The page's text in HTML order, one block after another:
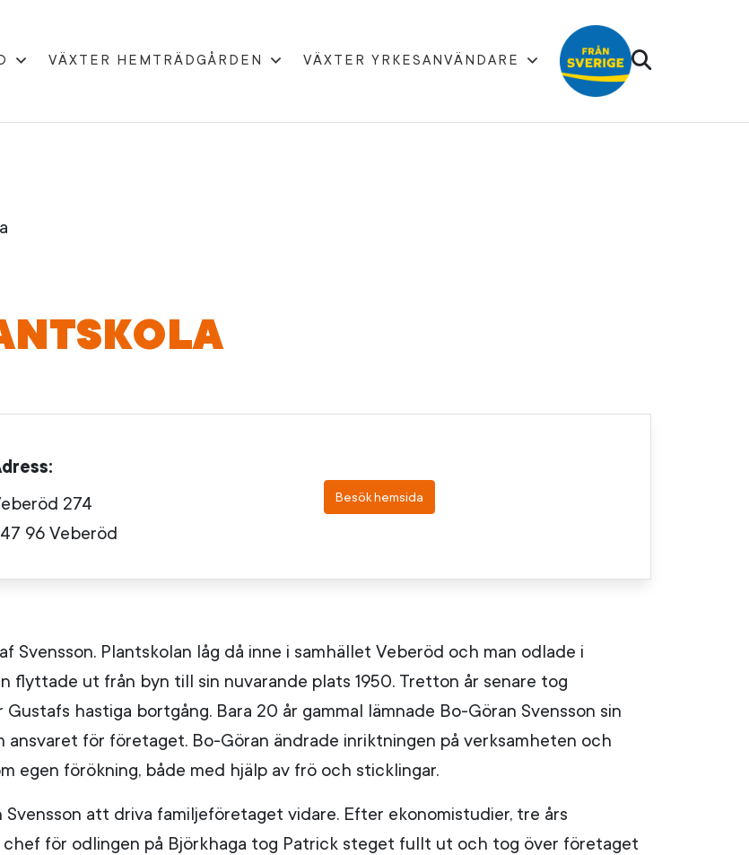
VÄXTER HEMTRÄDGÅRDEN VÄXTER YRKESANVÄNDARE
274
96 Veberöd
Besök hemsida
Svensson. Plantskolan låg då inne i samhället Veberöd och man odlade i
flyttade ut från byn till sin nuvarande plats 1950. Tretton år senare tog
hastiga bortgång. Bara 20 år gammal lämnade Bo-Göran Svensson sin
ansvaret för företaget. Bo-Göran ändrade inriktningen på verksamheten och
egen förökning, både med hjälp av frö och sticklingar.
att driva familjeföretaget vidare. Efter ekonomistudier, tre års
chef för odlingen på Björkhaga tog Patrick steget fullt ut och tog över företaget